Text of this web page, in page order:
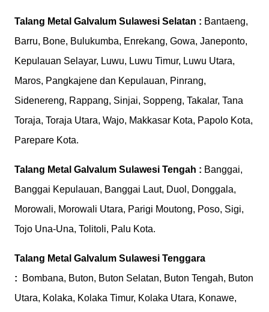
Talang Metal Galvalum Sulawesi Selatan : Bantaeng,
Barru, Bone, Bulukumba, Enrekang, Gowa, Janeponto,
Kepulauan Selayar, Luwu, Luwu Timur, Luwu Utara,
Maros, Pangkajene dan Kepulauan, Pinrang,
Sidenereng, Rappang, Sinjai, Soppeng, Takalar, Tana
Toraja, Toraja Utara, Wajo, Makkasar Kota, Papolo Kota,
Parepare Kota.
Talang Metal Galvalum Sulawesi Tengah : Banggai,
Banggai Kepulauan, Banggai Laut, Duol, Donggala,
Morowali, Morowali Utara, Parigi Moutong, Poso, Sigi,
Tojo Una-Una, Tolitoli, Palu Kota.
Talang Metal Galvalum Sulawesi Tenggara
:
Bombana, Buton, Buton Selatan, Buton Tengah, Buton
Utara, Kolaka, Kolaka Timur, Kolaka Utara, Konawe,